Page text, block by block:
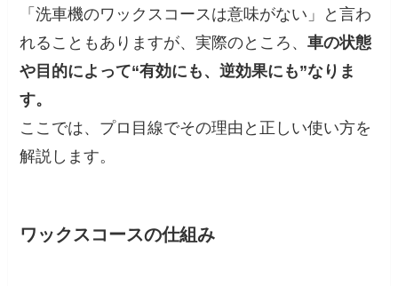
「洗車機のワックスコースは意味がない」と言わ
れることもありますが、実際のところ、車の状態
や目的によって“有効にも、逆効果にも”なりま
す。
ここでは、プロ目線でその理由と正しい使い方を
解説します。
ワックスコースの仕組み